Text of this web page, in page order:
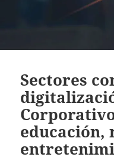
Sectores
educación,